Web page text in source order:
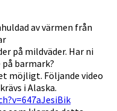
av värmen från
på mildväder. Har ni
barmark?
möjligt. Följande video
i Alaska.